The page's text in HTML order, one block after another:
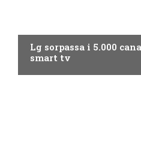
Lg sorpassa i 5.000
smart tv